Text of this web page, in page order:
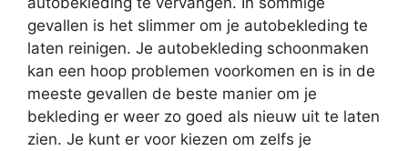
gevallen is het slimmer om je autobekleding te
laten reinigen. Je autobekleding schoonmaken
kan een hoop problemen voorkomen en is in de
meeste gevallen de beste manier om je
bekleding er weer zo goed als nieuw uit te laten
zien. Je kunt er voor kiezen om zelfs je